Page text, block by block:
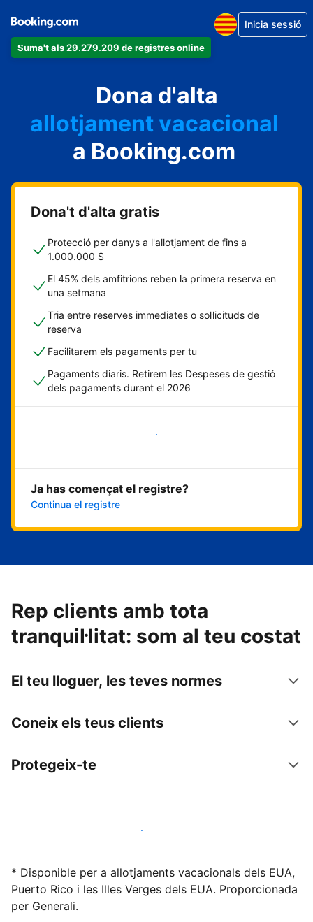
Suma't als 29.279.209 de registres online
Inicia sessió
Dona d'alta
un apartament
un hotel
allotjament vacacional
un hostal
una casa rural
a Booking.com
Dona't d'alta gratis
Protecció per danys a l'allotjament de fins a
1.000.000 $
El 45% dels amfitrions reben la primera reserva en
una setmana
Tria entre reserves immediates o sol·licituds de
reserva
Facilitarem els pagaments per tu
Pagaments diaris. Retirem les Despeses de gestió
dels pagaments durant el 2026
Comença ara
Ja has començat el registre?
Continua el registre
Rep clients amb tota
tranquil·litat: som al teu costat
El teu lloguer, les teves normes
Coneix els teus clients
Protegeix-te
Lloga l'allotjament amb nosaltres avui mateix
* Disponible per a allotjaments vacacionals dels EUA,
Puerto Rico i les Illes Verges dels EUA. Proporcionada
per Generali.